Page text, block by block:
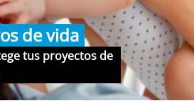
de vida
tus proyectos de